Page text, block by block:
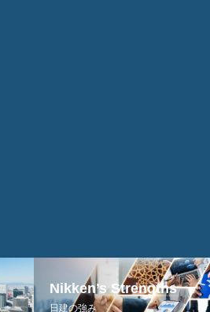
Nikken’s Strengths
日建の強み